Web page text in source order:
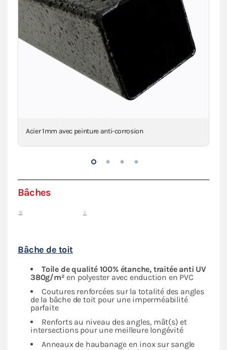
Acier 1mm avec peinture anti-corrosion
Bâches
Bâche de toit
Toile de qualité 100% étanche, traitée anti UV
380g/m² en polyester avec enduction en PVC
Coutures renforcées sur la totalité des angles
de la bâche de toit pour une imperméabilité
parfaite
Renforts au niveau des angles, mât(s) et
intersections pour une meilleure longévité
Anneaux de haubanage en inox sur sangle